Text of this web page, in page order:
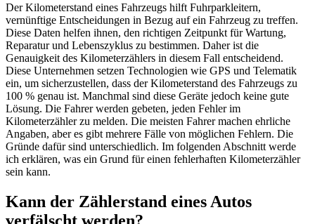
Der Kilometerstand eines Fahrzeugs hilft Fuhrparkleitern,
vernünftige Entscheidungen in Bezug auf ein Fahrzeug zu treffen.
Diese Daten helfen ihnen, den richtigen Zeitpunkt für Wartung,
Reparatur und Lebenszyklus zu bestimmen. Daher ist die
Genauigkeit des Kilometerzählers in diesem Fall entscheidend.
Diese Unternehmen setzen Technologien wie GPS und Telematik
ein, um sicherzustellen, dass der Kilometerstand des Fahrzeugs zu
100 % genau ist. Manchmal sind diese Geräte jedoch keine gute
Lösung. Die Fahrer werden gebeten, jeden Fehler im
Kilometerzähler zu melden. Die meisten Fahrer machen ehrliche
Angaben, aber es gibt mehrere Fälle von möglichen Fehlern. Die
Gründe dafür sind unterschiedlich. Im folgenden Abschnitt werde
ich erklären, was ein Grund für einen fehlerhaften Kilometerzähler
sein kann.
Kann der Zählerstand eines Autos
verfälscht werden?